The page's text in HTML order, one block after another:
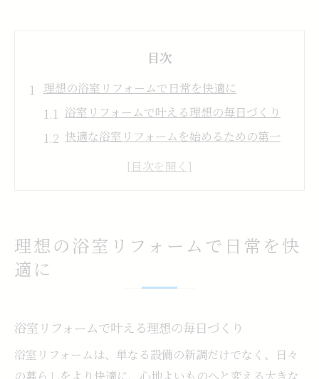
目次
理想の浴室リフォームで日常を快適に
浴室リフォームで叶える理想の毎日づくり
快適な浴室リフォームを始めるための第一
由
おしゃれ空間へ導く浴室のアイデア集
作り
理想の浴室リフォームで日常を快
適に
浴室リフォームで叶える理想の毎日づくり
浴室リフォームは、単なる設備の新調だけでなく、日々
の暮らしをより快適に、心地よいものへと変える大きな